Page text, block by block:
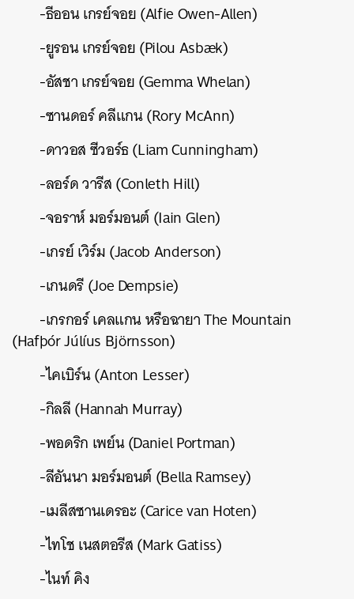
-ธีออน เกรย์จอย (Alfie Owen-Allen)
-ยูรอน เกรย์จอย (Pilou Asbæk)
-อัสชา เกรย์จอย (Gemma Whelan)
-ซานดอร์ คลีแกน (Rory McAnn)
-ดาวอส ซีวอร์ธ (Liam Cunningham)
-ลอร์ด วารีส (Conleth Hill)
-จอราห์ มอร์มอนต์ (Iain Glen)
-เกรย์ เวิร์ม (Jacob Anderson)
-เกนดรี (Joe Dempsie)
-เกรกอร์ เคลแกน หรือฉายา The Mountain
(Hafþór Júlíus Björnsson)
-ไคเบิร์น (Anton Lesser)
-กิลลี (Hannah Murray)
-พอดริก เพย์น (Daniel Portman)
-ลีอันนา มอร์มอนต์ (Bella Ramsey)
-เมลีสซานเดรอะ (Carice van Hoten)
-ไทโช เนสตอรีส (Mark Gatiss)
-ไนท์ คิง